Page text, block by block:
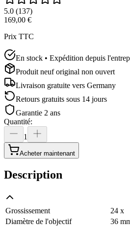
5.0 (137)
169,00 €
Prix TTC
En stock • Expédition depuis
Produit neuf original non ouvert
Livraison gratuite vers Germany
Retours gratuits sous 14 jours
Garantie 2 ans
Quantité:
1
Acheter maintenant
Description
Grossissement
24 x
Diamètre de l'objectif
36